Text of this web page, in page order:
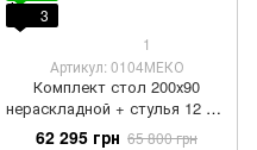
3
1
Артикул: 0104МЕКО
Комплект стол 200х90
нераскладной + стулья 12 шт
деревянный под старину 2
62 295 грн 65 800 грн